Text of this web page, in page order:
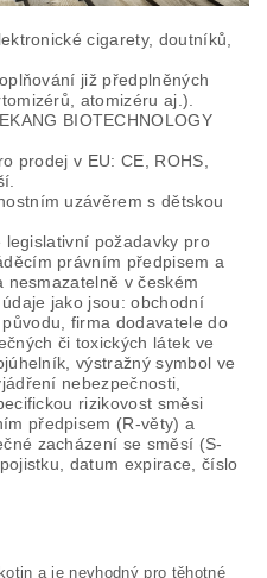
cigarety, doutníků,
již předplněných
atomizéru aj.).
BIOTECHNOLOGY
prodej v EU: CE, ROHS,
uzávěrem s dětskou
požadavky pro
právním předpisem a
nesmazatelně v českém
jako jsou: obchodní
firma dodavatele do
či toxických látek ve
výstražný symbol ve
nebezpečnosti,
rizikovost směsi
předpisem (R-věty) a
zacházení se směsí (S-
datum expirace, číslo
a je nevhodný pro těhotné